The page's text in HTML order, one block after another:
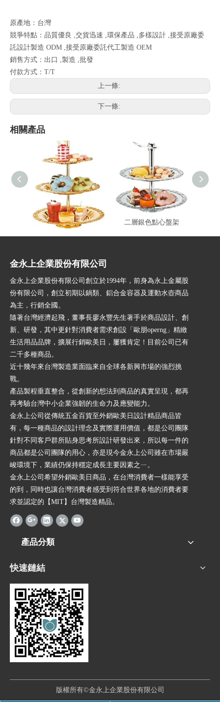
原產地：台灣
競爭特點：品質優良 ,交貨迅速 ,環保產品 ,多樣設計 ,接受原廠委
託設計製造 ODM ,接受原廠委託代工製造 OEM
銷售方式：出口 ,製造 ,批發
付款方式：T/T
上一條:
下一條:
相關產品
三層金色點心盤架 二層銀色點心盤架
金永上企業股份有限公司
金永上企業股份有限公司創立於1994年，前身為永上金屬股
份有限公司，創立初期以鍋類、鋁合金容器及運動水壺商品
為主，行銷全國。
隨著台灣經濟起飛，董事長廖永豐先生著手於商品設計、創
新、研發，其中更針對消費者需求創設「歐朋operng」精緻
生活用品品牌，擴展行銷歐美日，屢獲肯定！目前公司已有
二千多種商品。
近十幾年來台灣製造業面臨來自全球各新興市場的強烈挑
戰。
產品製程垂直整合，從創新的想法到商品的真實呈現，都再
再考驗台灣中小企業強韌的生命力及應變能力。
金永上公司從傳統五金百貨至外銷歐美日設計精品商品皆
有，每一種商品的設計理念及實際運用價值，都是公司團隊
針對不同客戶群所貼身思考所設計研發出來，所以每一件的
商品都是公司團隊的用心，亦是現今金永上公司雖在市場嚴
峻環境下，業績仍保持穩定成長主要因素之ㄧ。
金永上公司希望外銷歐美日商品，在台灣消費者一樣能享受
的到，同時也讓台灣消費者感受到符合世界各地的消費者要
求並認定的【MIT】台灣製造精品。
產品分類
快速鏈結
版權所有©金永上企業股份有限公司